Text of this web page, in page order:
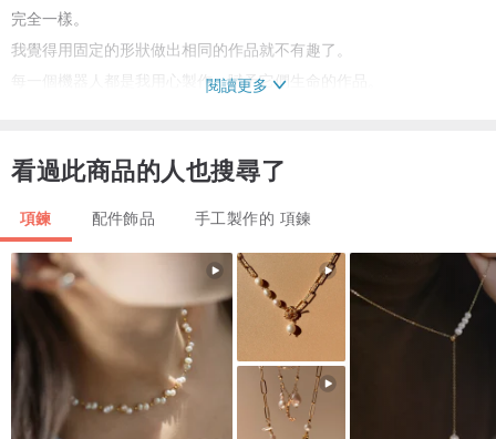
完全一樣。
我覺得用固定的形狀做出相同的作品就不有趣了。
每一個機器人都是我用心製作，賦予它們生命的作品。
每個作品的身體、花紋、表情、手腳的平衡都不完全相同。
從1994年開始進行機器人造型的設計、研究製作相關的材料。
機器人吊墜是使用鋼筆、圓珠筆筆身的壓克力材料，作為原料加工製
作而成。
從材料的切割開始，再將材料研磨成適當的大小，才做出機器人的身
體和頭。
閱讀更多
看過此商品的人也搜尋了
項鍊 配件飾品 手工製作的 項鍊